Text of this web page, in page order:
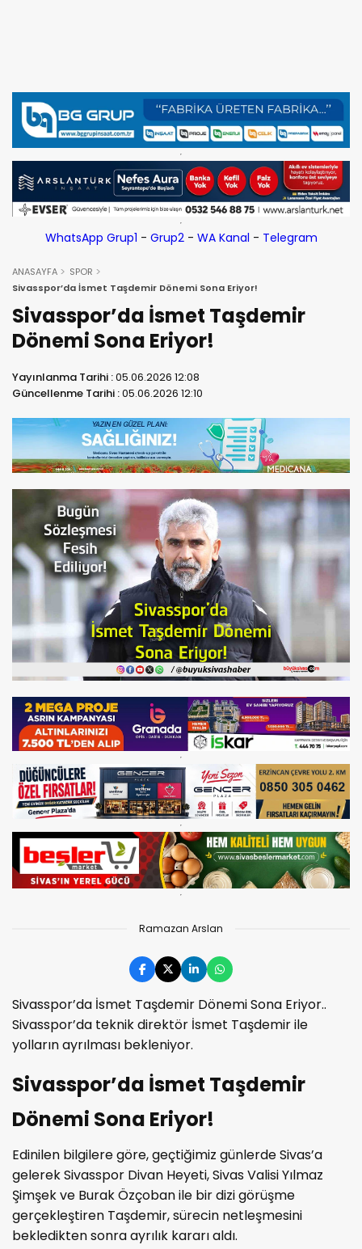
WhatsApp Grup1 - Grup2- WA Kanal - Telegram
ANASAYFA
SPOR
Sivasspor’da İsmet Taşdemir Dönemi Sona Eriyor!
Sivasspor’da İsmet Taşdemir
Dönemi Sona Eriyor!
Yayınlanma Tarihi :05.06.2026 12:08
Güncellenme Tarihi :05.06.2026 12:10
Ramazan Arslan
Sivasspor’da İsmet Taşdemir Dönemi Sona Eriyor..
Sivasspor’da teknik direktör İsmet Taşdemir ile
yolların ayrılması bekleniyor.
Sivasspor’da İsmet Taşdemir
Dönemi Sona Eriyor!
Edinilen bilgilere göre, geçtiğimiz günlerde Sivas’a
gelerek Sivasspor Divan Heyeti, Sivas Valisi Yılmaz
Şimşek ve Burak Özçoban ile bir dizi görüşme
gerçekleştiren Taşdemir, sürecin netleşmesini
bekledikten sonra ayrılık kararı aldı.